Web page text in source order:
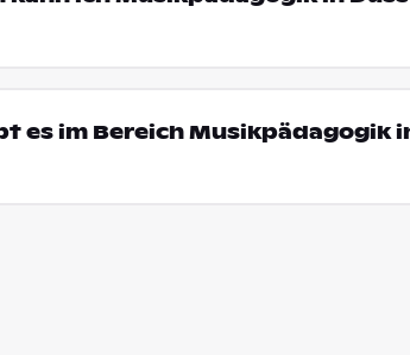
es im Bereich Musikpädagogik